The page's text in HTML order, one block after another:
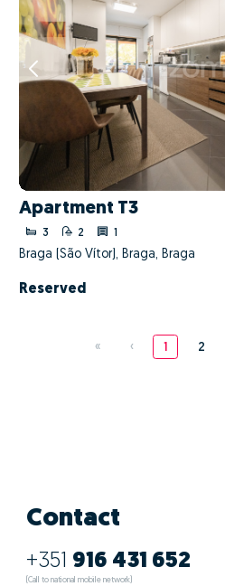
Apartment T3
3 2 1
Braga (São Vítor), Braga, Braga
Reserved
« ‹ 1 2
Contact
+351 916 431 652
(Call to national mobile network)